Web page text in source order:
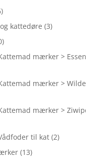
kattedøre (3)
mærker >
mærker >
mærker >
til kat (2)
(13)